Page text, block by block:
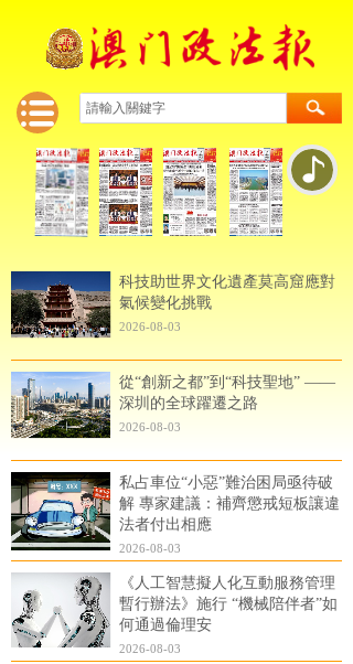
科技助世界文化遺產莫高窟應對
氣候變化挑戰
2026-08-03
從“創新之都”到“科技聖地” ——
深圳的全球躍遷之路
2026-08-03
私占車位“小惡”難治困局亟待破
解 專家建議：補齊懲戒短板讓違
法者付出相應
2026-08-03
《人工智慧擬人化互動服務管理
暫行辦法》施行 “機械陪伴者”如
何通過倫理安
2026-08-03